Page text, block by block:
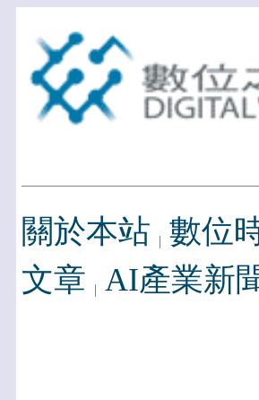
關於本站 數位
文章 AI產業新